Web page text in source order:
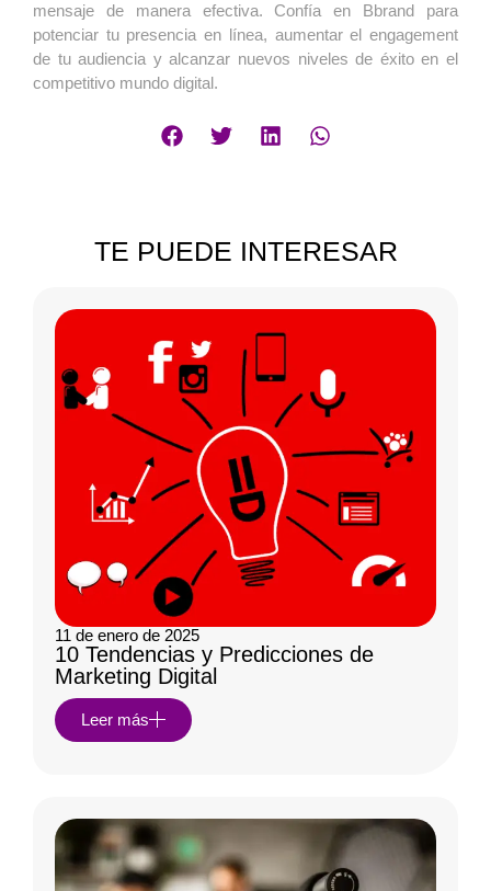
mensaje de manera efectiva. Confía en Bbrand para
potenciar tu presencia en línea, aumentar el engagement
de tu audiencia y alcanzar nuevos niveles de éxito en el
competitivo mundo digital.
TE PUEDE INTERESAR
11 de enero de 2025
10 Tendencias y Predicciones de
Marketing Digital
Leer más